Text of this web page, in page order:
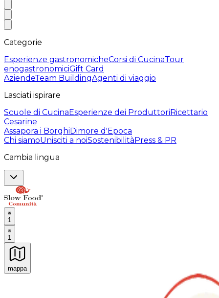
Categorie
Esperienze gastronomicheCorsi di CucinaTour
enogastronomiciGift Card
AziendeTeam BuildingAgenti di viaggio
Lasciati ispirare
Scuole di CucinaEsperienze dei ProduttoriRicettario
Cesarine
Assapora i BorghiDimore d'Epoca
Chi siamoUnisciti a noiSostenibilitàPress & PR
Cambia lingua
1
1
mappa
Esperienze culinarie indimenticabili: Esperienze